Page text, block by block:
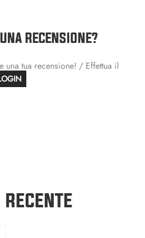
RECENSIONE?
tua recensione! / Effettua il